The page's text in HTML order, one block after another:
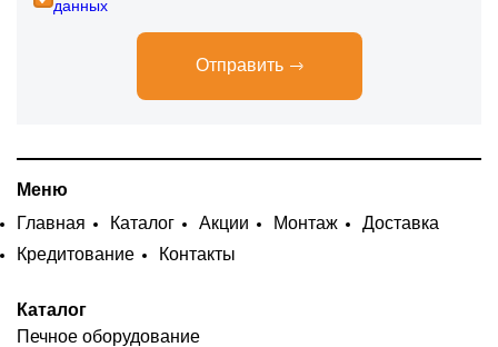
данных
Отправить
Меню
Главная
Каталог Акции Монтаж
Доставка
Кредитование
Контакты
Каталог
Печное оборудование